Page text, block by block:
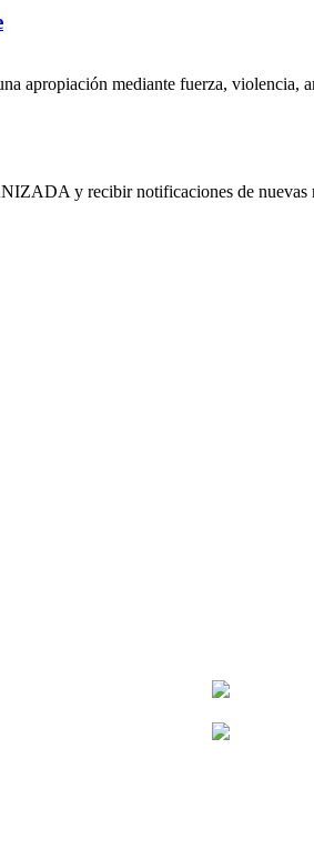
apropiación mediante fuerza,
y recibir notificaciones de nuevas